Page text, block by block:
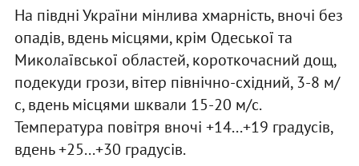
На півдні України мінлива хмарність, вночі без
опадів, вдень місцями, крім Одеської та
Миколаївської областей, короткочасний дощ,
подекуди грози, вітер північно-східний, 3-8 м/
с, вдень місцями шквали 15-20 м/с.
Температура повітря вночі +14...+19 градусів,
вдень +25...+30 градусів.